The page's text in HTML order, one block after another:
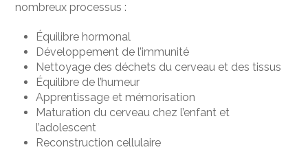
nombreux processus :
Équilibre hormonal
Développement de l’immunité
Nettoyage des déchets du cerveau et des tissus
Équilibre de l’humeur
Apprentissage et mémorisation
Maturation du cerveau chez l’enfant et
l’adolescent
Reconstruction cellulaire